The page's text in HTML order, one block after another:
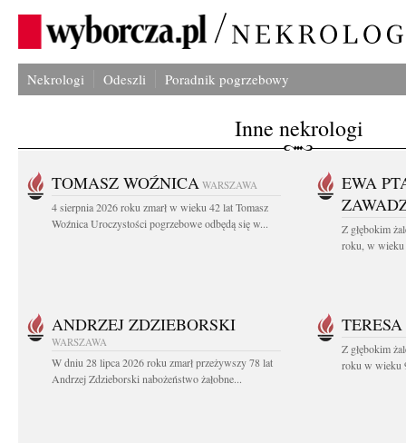
Nekrologi Odeszli Poradnik pogrzebowy
Inne nekrologi
TOMASZ WOŹNICA WARSZAWA
4 sierpnia 2026 roku zmarł w wieku 42 lat Tomasz
Woźnica Uroczystości pogrzebowe odbędą się w...
EWA
Z głębokim
roku, w wieku
ANDRZEJ ZDZIEBORSKI
WARSZAWA
W dniu 28 lipca 2026 roku zmarł przeżywszy 78 lat
Andrzej Zdzieborski nabożeństwo żałobne...
Z głębokim
roku w wieku